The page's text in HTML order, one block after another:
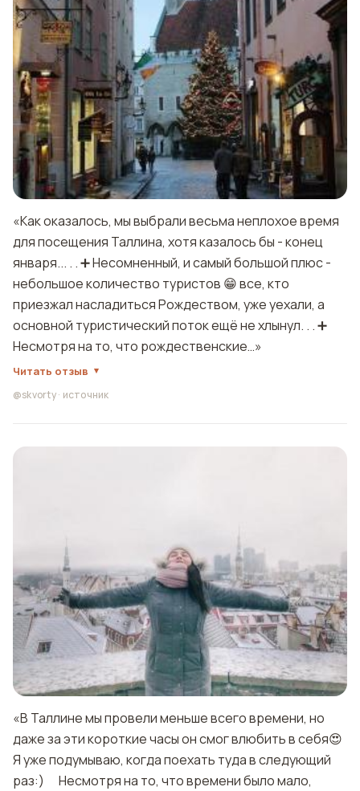
«Как оказалось, мы выбрали весьма неплохое время
для посещения Таллина, хотя казалось бы - конец
января... . . ➕ Несомненный, и самый большой плюс -
небольшое количество туристов 😁 все, кто
приезжал насладиться Рождеством, уже уехали, а
основной туристический поток ещё не хлынул. . . ➕
Несмотря на то, что рождественские…»
Читать отзыв
@skvorty· источник
«В Таллине мы провели меньше всего времени, но
даже за эти короткие часы он смог влюбить в себя😍
Я уже подумываю, когда поехать туда в следующий
раз:) ⠀ Несмотря на то, что времени было мало,